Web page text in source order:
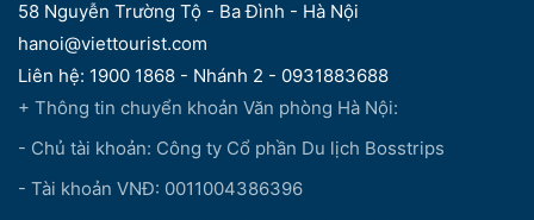
58 Nguyễn Trường Tộ - Ba Đình - Hà Nội
hanoi@viettourist.com
Liên hệ: 1900 1868 - Nhánh 2 - 0931883688
+ Thông tin chuyển khoản Văn phòng Hà Nội:
- Chủ tài khoản: Công ty Cổ phần Du lịch Bosstrips
- Tài khoản VNĐ: 0011004386396